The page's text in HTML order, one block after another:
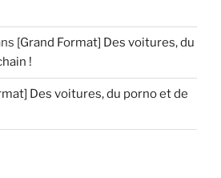
[Grand Format] Des voitures, du
!
Des voitures, du porno et de